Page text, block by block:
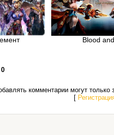
Blood
0
комментарии могут только
[